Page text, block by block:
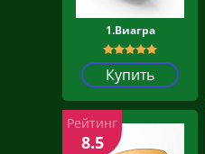
1.Виагра
Купить
Рейтинг
8.5